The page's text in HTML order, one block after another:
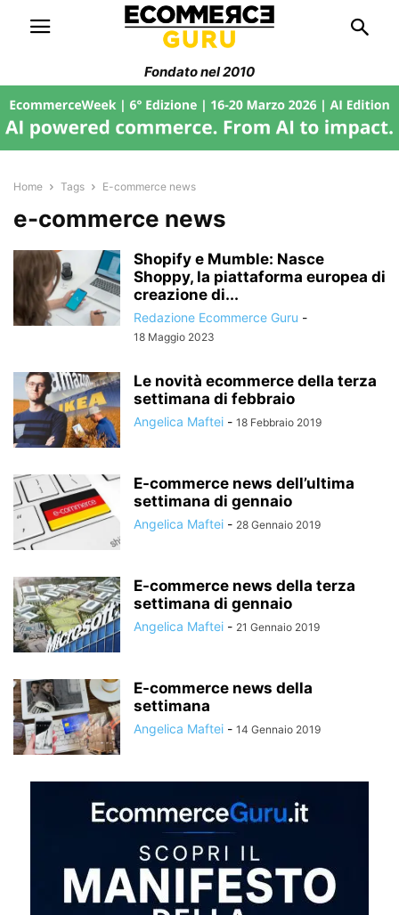
Fondato nel 2010
Home Tags E-commerce news
e-commerce news
Shopify e Mumble: Nasce
Shoppy, la piattaforma europea di
creazione di...
Redazione Ecommerce Guru -
18 Maggio 2023
Le novità ecommerce della terza
settimana di febbraio
Angelica Maftei - 18 Febbraio 2019
E-commerce news dell’ultima
settimana di gennaio
Angelica Maftei - 28 Gennaio 2019
E-commerce news della terza
settimana di gennaio
Angelica Maftei - 21 Gennaio 2019
E-commerce news della
settimana
Angelica Maftei - 14 Gennaio 2019